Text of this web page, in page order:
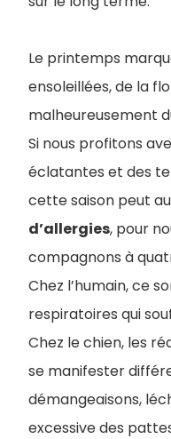
Le printemps
ensoleillées, de la
malheureusement
Si nous profitons
éclatantes et des
cette saison peut
d’allergies, pour
compagnons à
Chez l’humain, ce
respiratoires qui
Chez le chien, les
se manifester
démangeaisons,
excessive des